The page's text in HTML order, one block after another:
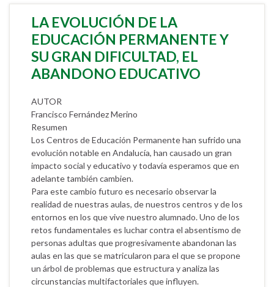
LA EVOLUCIÓN DE LA
EDUCACIÓN PERMANENTE Y
SU GRAN DIFICULTAD, EL
ABANDONO EDUCATIVO
AUTOR
Francisco Fernández Merino
Resumen
Los Centros de Educación Permanente han sufrido una
evolución notable en Andalucía, han causado un gran
impacto social y educativo y todavía esperamos que en
adelante también cambien.
Para este cambio futuro es necesario observar la
realidad de nuestras aulas, de nuestros centros y de los
entornos en los que vive nuestro alumnado. Uno de los
retos fundamentales es luchar contra el absentismo de
personas adultas que progresivamente abandonan las
aulas en las que se matricularon para el que se propone
un árbol de problemas que estructura y analiza las
circunstancias multifactoriales que influyen.